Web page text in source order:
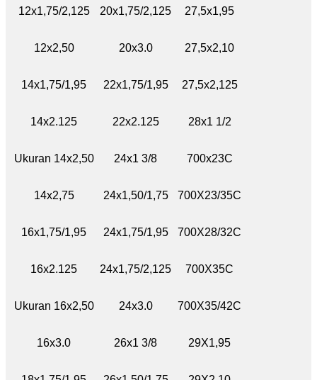
12x1,75/2,125 20x1,75/2,125 27,5x1,95
12x2,50 20x3.0 27,5x2,10
14x1,75/1,95 22x1,75/1,95 27,5x2,125
14x2.125 22x2.125 28x1 1/2
Ukuran 14x2,50 24x1 3/8 700x23C
14x2,75 24x1,50/1,75 700X23/35C
16x1,75/1,95 24x1,75/1,95 700X28/32C
16x2.125 24x1,75/2,125 700X35C
Ukuran 16x2,50 24x3.0 700X35/42C
16x3.0 26x1 3/8 29X1,95